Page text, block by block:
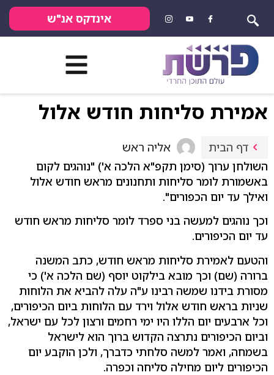
אינדקס אנ"ש
אמירת סליחות חודש אלול
דף הבית אליה ראש
השולחן ערוך (סימן תקפ"א הלכה א') "נוהגים לקום
באשמורת לומר סליחות ותחנונים מראש חודש אלול
ואילך עד יום הכפורים".
וכך נוהגים למעשה בני ספרד לומר סליחות מראש חודש
עד יום הכיפורים.
והטעם לאמירת סליחות מראש חודש, כתב המשנה
ברורה (שם) וכך מובא בילקוט יוסף (שם הלכה א') כי
מסורת בידנו שמשה רבינו ע"ה עלה להביא את הלוחות
שניות בראש חודש אלול וירד עם הלוחות ביום הכיפורים,
וכל ארבעים יום הללו היו ימי רחמים ורצון לכל עם ישראל,
וביום הכיפורים נתרצה הקדוש ברוך הוא לישראל
בשמחה, ואמר למשה סלחתי כדברך, ולכן הוקבע יום
הכיפורים ליום מחילה סליחה וכפרה.